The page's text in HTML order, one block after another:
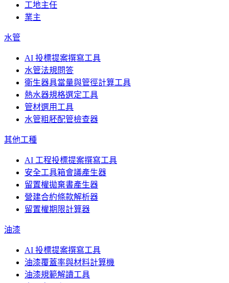
工地主任
業主
水管
AI 投標提案撰寫工具
水管法規問答
衛生器具當量與管徑計算工具
熱水器規格選定工具
管材選用工具
水管粗胚配管檢查器
其他工種
AI 工程投標提案撰寫工具
安全工具箱會議產生器
留置權拋棄書產生器
營建合約條款解析器
留置權期限計算器
油漆
AI 投標提案撰寫工具
油漆覆蓋率與材料計算機
油漆規範解讀工具